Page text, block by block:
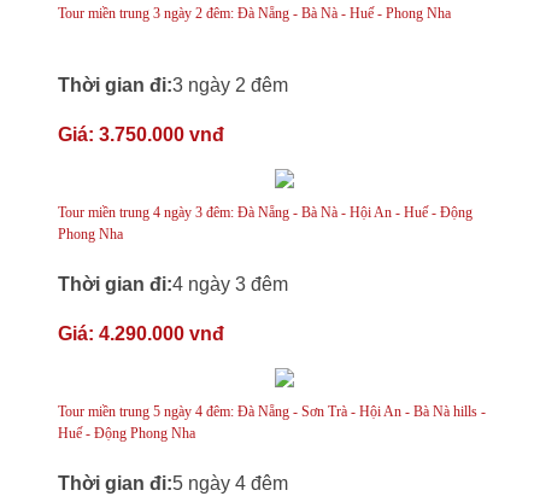
Tour miền trung 3 ngày 2 đêm: Đà Nẵng - Bà Nà - Huế - Phong Nha
Thời gian đi:3 ngày 2 đêm
Giá: 3.750.000 vnđ
Tour miền trung 4 ngày 3 đêm: Đà Nẵng - Bà Nà - Hội An - Huế - Động
Phong Nha
Thời gian đi:4 ngày 3 đêm
Giá: 4.290.000 vnđ
Tour miền trung 5 ngày 4 đêm: Đà Nẵng - Sơn Trà - Hội An - Bà Nà hills -
Huế - Động Phong Nha
Thời gian đi:5 ngày 4 đêm